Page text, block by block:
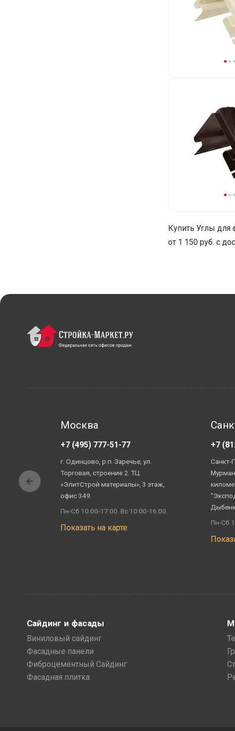
Купить Углы для
от 1 150 руб. с
Москва
+7 (495) 777-51-77
г. Одинцово, р.п. Заречье, ул.
Торговая, строение 2. ТЦ
«ЭлитСтрой материалы», 3 этаж,
офис 349.
Пн-Сб 10:00-17:00. Вс 10:00-16:00.
Показать на карте
+7
Санкт-
Пн-Сб
Сайдинг и фасады
Виниловый сайдинг
Фасадные панели
Фиброцементный Сайдинг
Фасадная плитка